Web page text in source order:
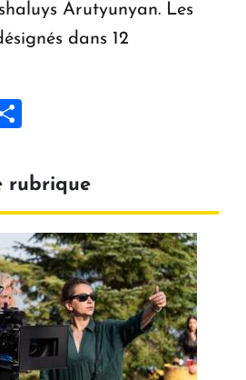
Arutyunyan. Les
dans 12
rubrique